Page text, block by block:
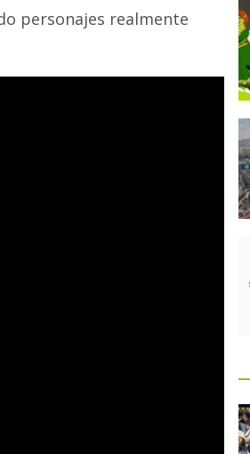
personajes realmente